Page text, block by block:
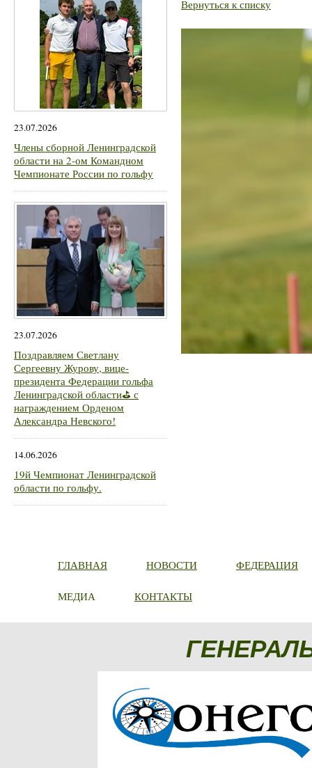
23.07.2026
Члены сборной Ленинградской
области на 2-ом Командном
Чемпионате России по гольфу
23.07.2026
Поздравляем Светлану
Сергеевну Журову, вице-
президента Федерации гольфа
Ленинградской области⛳ с
награждением Орденом
Александра Невского!
14.06.2026
19й Чемпионат Ленинградской
области по гольфу.
Вернуться к списку
ГЛАВНАЯ НОВОСТИ ФЕДЕРАЦИЯ
МЕДИА КОНТАКТЫ